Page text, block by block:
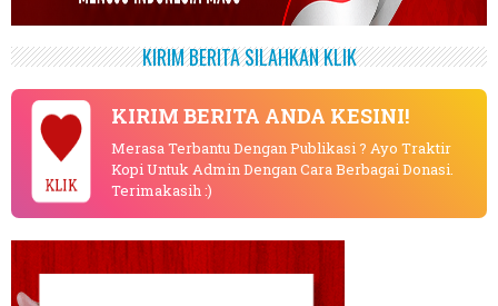
KIRIM BERITA SILAHKAN KLIK
KLIK
KIRIM BERITA ANDA KESINI!
Merasa Terbantu Dengan Publikasi ? Ayo Traktir
Kopi Untuk Admin Dengan Cara Berbagai Donasi.
Terimakasih :)